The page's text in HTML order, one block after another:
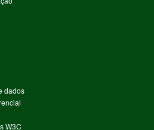
dados
W3C